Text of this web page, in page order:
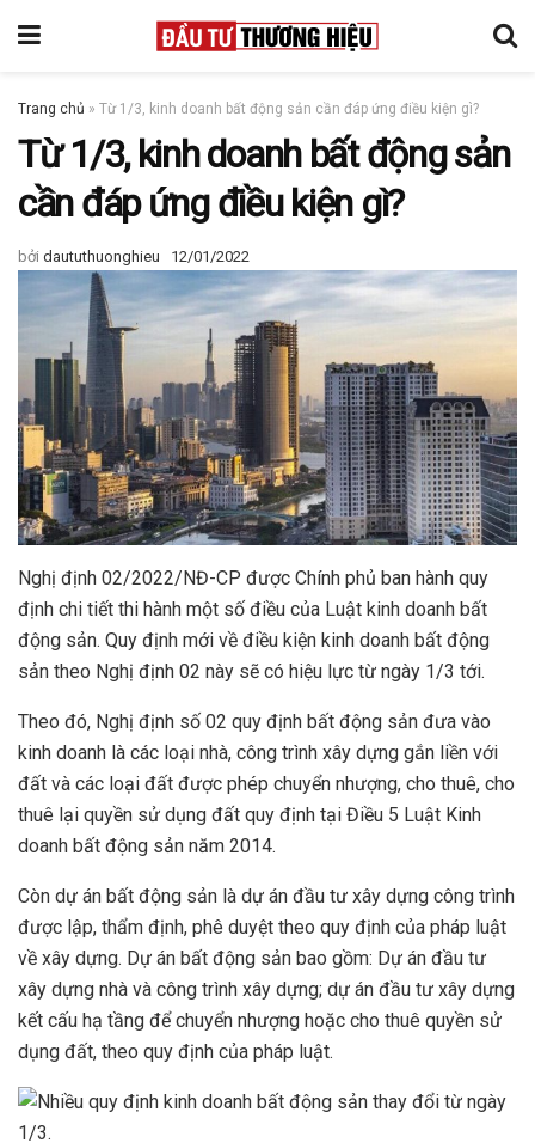
Trang chủ » Từ 1/3, kinh doanh bất động sản cần đáp ứng điều kiện gì?
Từ 1/3, kinh doanh bất động sản
cần đáp ứng điều kiện gì?
bởi daututhuonghieu 12/01/2022
Nghị định 02/2022/NĐ-CP được Chính phủ ban hành quy
định chi tiết thi hành một số điều của Luật kinh doanh bất
động sản. Quy định mới về điều kiện kinh doanh bất động
sản theo Nghị định 02 này sẽ có hiệu lực từ ngày 1/3 tới.
Theo đó, Nghị định số 02 quy định bất động sản đưa vào
kinh doanh là các loại nhà, công trình xây dựng gắn liền với
đất và các loại đất được phép chuyển nhượng, cho thuê, cho
thuê lại quyền sử dụng đất quy định tại Điều 5 Luật Kinh
doanh bất động sản năm 2014.
Còn dự án bất động sản là dự án đầu tư xây dựng công trình
được lập, thẩm định, phê duyệt theo quy định của pháp luật
về xây dựng. Dự án bất động sản bao gồm: Dự án đầu tư
xây dựng nhà và công trình xây dựng; dự án đầu tư xây dựng
kết cấu hạ tầng để chuyển nhượng hoặc cho thuê quyền sử
dụng đất, theo quy định của pháp luật.